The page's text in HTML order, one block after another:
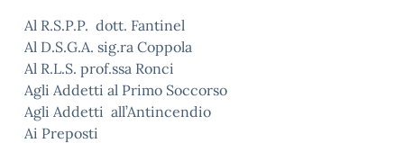
Al R.S.P.P. dott. Fantinel
Al D.S.G.A. sig.ra Coppola
Al R.L.S. prof.ssa Ronci
Agli Addetti al Primo Soccorso
Agli Addetti all’Antincendio
Ai Preposti